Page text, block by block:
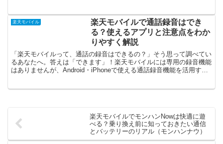
楽天モバイル
楽天モバイルで通話録音はでき
る？使えるアプリと注意点をわか
りやすく解説
「楽天モバイルって、通話の録音はできるの？」そう思って調べてい
るあなたへ。答えは「できます」！楽天モバイルには専用の録音機能
はありませんが、Android・iPhoneで使える通話録音機能を活用すれ
楽天モバイルでモンハンNowは快適に遊
べる？乗り換え前に知っておきたい通信
とバッテリーのリアル（モンハンナウ）